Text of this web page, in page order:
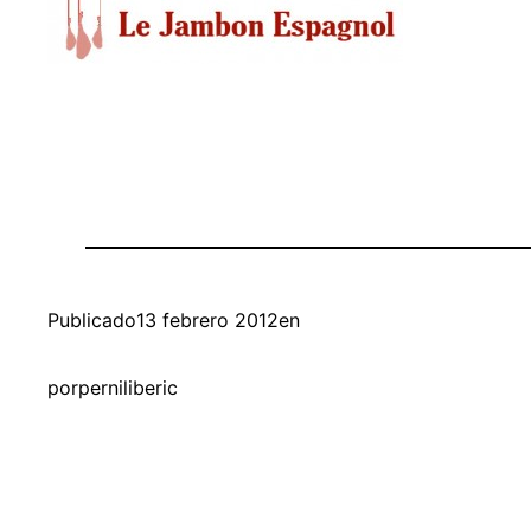
Publicado13 febrero 2012en
porperniliberic